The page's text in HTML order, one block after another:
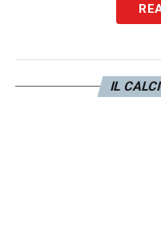
Ed è lì che la
22:30, mentre
IL